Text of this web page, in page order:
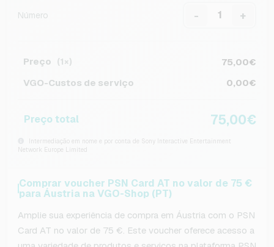
Número - +
Preço (1×)
75,00€
VGO-Custos de serviço
0,00€
Preço total 75,00€
Intermediação em nome e por conta de Sony Interactive Entertainment
Network Europe Limited
Comprar voucher PSN Card AT no valor de 75 €
para Áustria na VGO-Shop (PT)
Amplie sua experiência de compra em Áustria com o PSN
Card AT no valor de 75 €. Este voucher oferece acesso a